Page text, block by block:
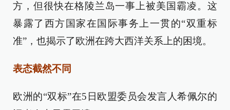
方，但很快在格陵兰岛一事上被美国霸凌。这
暴露了西方国家在国际事务上一贯的“双重标
准”，也揭示了欧洲在跨大西洋关系上的困境。
表态截然不同
欧洲的“双标”在5日欧盟委员会发言人希佩尔的